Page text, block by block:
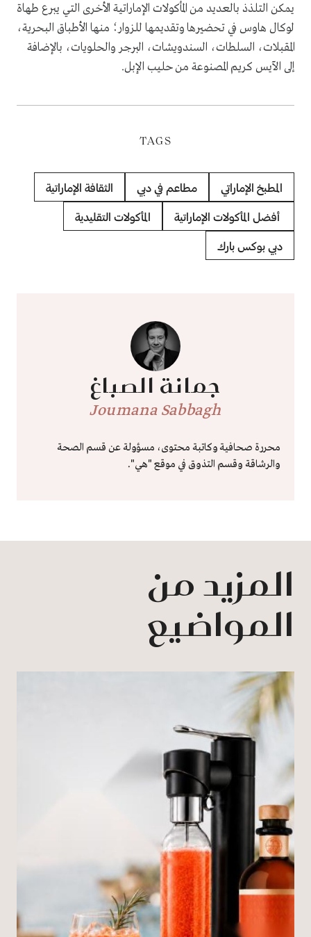
يمكن التلذذ بالعديد من المأكولات الإماراتية الأخرى التي يبرع طهاة
لوكال هاوس في تحضيرها وتقديمها للزوار؛ منها الأطباق البحرية،
المقبلات، السلطات، السندويشات، البرجر والحلويات، بالإضافة
إلى الآيس كريم المصنوعة من حليب الإبل.
TAGS
المطبخ الإماراتي مطاعم في دبي الثقافة الإماراتية
أفضل المأكولات الإماراتية المأكولات التقليدية
دبي بوكس بارك
جمانة الصباغ
Joumana Sabbagh
محررة صحافية وكاتبة محتوى، مسؤولة عن قسم الصحة
والرشاقة وقسم التذوق في موقع "هي".
المزيد من
المواضيع